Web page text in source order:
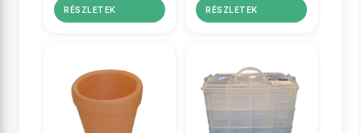
RÉSZLETEK RÉSZLETEK